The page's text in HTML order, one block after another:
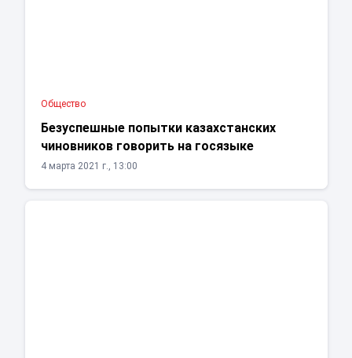
Общество
Безуспешные попытки казахстанских
чиновников говорить на госязыке
4 марта 2021 г., 13:00